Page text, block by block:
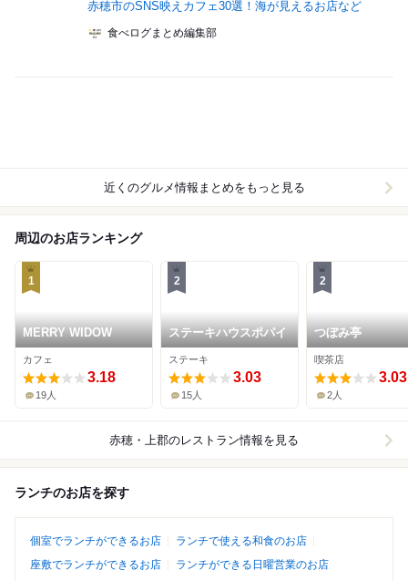
赤穂市のSNS映えカフェ30選！海が見えるお店など
食べログまとめ編集部
近くのグルメ情報まとめをもっと見る
周辺のお店ランキング
1
MERRY WIDOW
カフェ
3.18
19人
2
ステーキハウスポパイ
ステーキ
3.03
15人
2
つぼみ亭
喫茶店
3.03
2人
赤穂・上郡のレストラン情報を見る
ランチのお店を探す
個室でランチができるお店
ランチで使える和食のお店
座敷でランチができるお店
ランチができる日曜営業のお店